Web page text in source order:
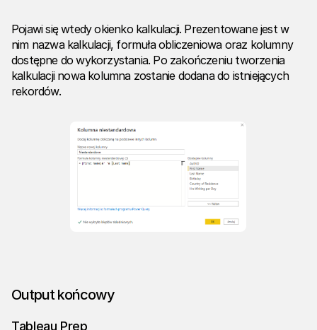
Pojawi się wtedy okienko kalkulacji. Prezentowane jest w
nim nazwa kalkulacji, formuła obliczeniowa oraz kolumny
dostępne do wykorzystania. Po zakończeniu tworzenia
kalkulacji nowa kolumna zostanie dodana do istniejących
rekordów.
Output końcowy
Tableau Prep